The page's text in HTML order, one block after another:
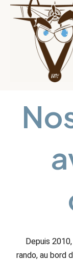
Depuis
rando, au bord